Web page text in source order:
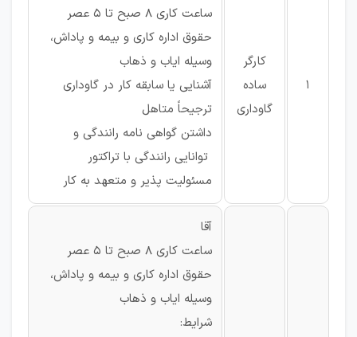
1
کارگر
ساده
گاوداری
ساعت کاری 8 صبح تا 5 عصر
حقوق اداره کاری و بیمه و پاداش،
وسیله ایاب و ذهاب
آشنایی یا سابقه کار در گاوداری
ترجیحاً متاهل
داشتن گواهی نامه رانندگی و
توانایی رانندگی با تراکتور
مسئولیت پذیر و متعهد به کار
آقا
ساعت کاری 8 صبح تا 5 عصر
حقوق اداره کاری و بیمه و پاداش،
وسیله ایاب و ذهاب
شرایط: